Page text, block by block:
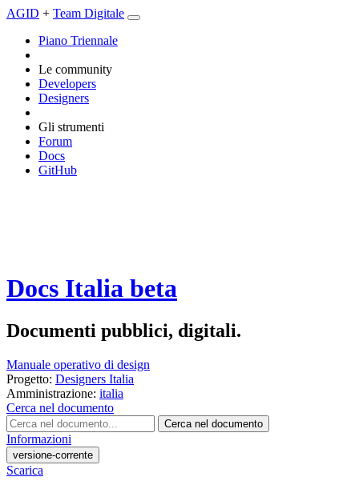
AGID + Team Digitale
Piano Triennale
Le community
Developers
Designers
Gli strumenti
Forum
Docs
GitHub
Docs Italia beta
Documenti pubblici, digitali.
Manuale operativo di design
Progetto: Designers Italia
Amministrazione: italia
Cerca nel documento
Cerca nel documento
Informazioni
versione-corrente
Scarica